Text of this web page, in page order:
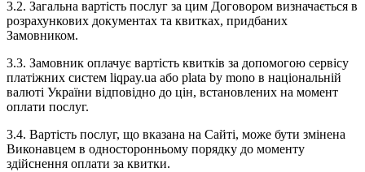
3.2. Загальна вартість послуг за цим Договором визначається в
розрахункових документах та квитках, придбаних
Замовником.
3.3. Замовник оплачує вартість квитків за допомогою сервісу
платіжних систем liqpay.ua або plata by mono в національній
валюті України відповідно до цін, встановлених на момент
оплати послуг.
3.4. Вартість послуг, що вказана на Сайті, може бути змінена
Виконавцем в односторонньому порядку до моменту
здійснення оплати за квитки.